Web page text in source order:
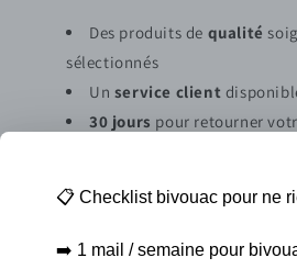
Des produits de qualité
sélectionnés
Un service client
30 jours pour retourner